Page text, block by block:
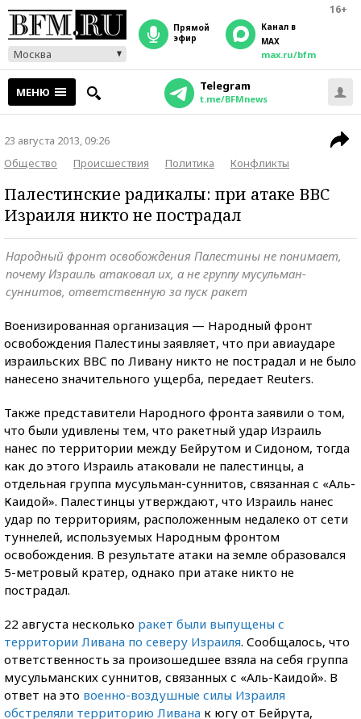
16+
Москва
прямой
эфир
Канал в
MAX
max.ru/bfm
МЕНЮ Telegram
t.me/BFMnews
23 августа 2013, 09:26
Общество
Происшествия Политика Конфликты
Палестинские радикалы: при атаке ВВС
Израиля никто не пострадал
Народный фронт освобождения Палестины не понимает,
почему Израиль атаковал их, а не группу мусульман-
суннитов, ответственную за пуск ракет
Военизированная организация — Народный фронт
освобождения Палестины заявляет, что при авиаударе
израильских ВВС по Ливану никто не пострадал и не было
нанесено значительного ущерба, передает Reuters.
Также представители Народного фронта заявили о том,
что были удивлены тем, что ракетный удар Израиль
нанес по территории между Бейрутом и Сидоном, тогда
как до этого Израиль атаковали не палестинцы, а
отдельная группа мусульман-суннитов, связанная с «Аль-
Каидой». Палестинцы утверждают, что Израиль нанес
удар по территориям, расположенным недалеко от сети
туннелей, используемых Народным фронтом
освобождения. В результате атаки на земле образовался
5-метровый кратер, однако при атаке никто не
пострадал.
22 августа несколько ракет были выпущены с
территории Ливана по северу Израиля. Сообщалось, что
ответственность за произошедшее взяла на себя группа
мусульманских суннитов, связанных с «Аль-Каидой». В
ответ на это военно-воздушные силы Израиля
обстреляли территорию Ливана к югу от Бейрута,